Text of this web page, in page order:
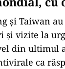
și Taiwan
și vizite la
din ultimul
ca